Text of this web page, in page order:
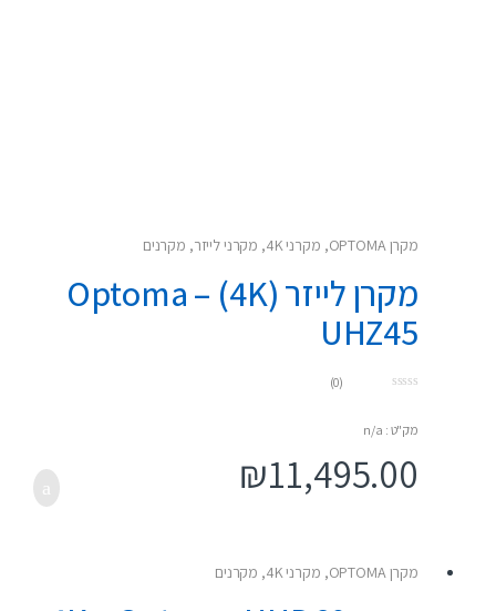
מקרן OPTOMA , מקרני 4K , מקרני לייזר, מקרנים
מקרן לייזר (4K) – Optoma
UHZ45
u
f
5
(0)
מק"ט : n/a
₪11,495.00
מקרן OPTOMA , מקרני 4K , מקרנים